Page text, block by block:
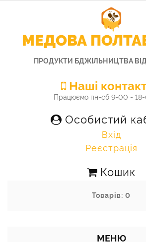
МЕДОВА
ПРОДУКТИ БДЖІЛЬНИЦТВА
Наші
Працюємо пн-сб 9-00 - 18-
Особистий
Вхід
Реєстрація
Кошик
Товарів: 0
МЕНЮ